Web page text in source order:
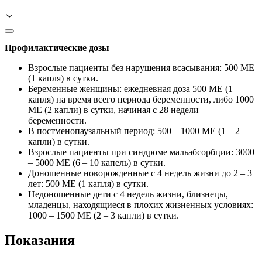
Профилактические дозы
Взрослые пациенты без нарушения всасывания: 500 МЕ
(1 капля) в сутки.
Беременные женщины: ежедневная доза 500 МЕ (1
капля) на время всего периода беременности, либо 1000
МЕ (2 капли) в сутки, начиная с 28 недели
беременности.
В постменопаузальный период: 500 – 1000 МЕ (1 – 2
капли) в сутки.
Взрослые пациенты при синдроме мальабсорбции: 3000
– 5000 МЕ (6 – 10 капель) в сутки.
Доношенные новорожденные с 4 недель жизни до 2 – 3
лет: 500 МЕ (1 капля) в сутки.
Недоношенные дети с 4 недель жизни, близнецы,
младенцы, находящиеся в плохих жизненных условиях:
1000 – 1500 МЕ (2 – 3 капли) в сутки.
Показания